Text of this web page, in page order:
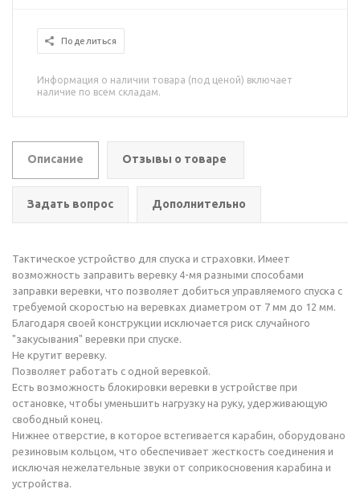
Поделиться
Информация о наличии товара (под ценой) включает
наличие по всем складам.
Описание Отзывы о товаре
Задать вопрос Дополнительно
Тактическое устройство для спуска и страховки. Имеет
возможность заправить веревку 4-мя разными способами
заправки веревки, что позволяет добиться управляемого спуска с
требуемой скоростью на веревках диаметром от 7 мм до 12 мм.
Благодаря своей конструкции исключается риск случайного
"закусывания" веревки при спуске.
Не крутит веревку.
Позволяет работать с одной веревкой.
Есть возможность блокировки веревки в устройстве при
остановке, чтобы уменьшить нагрузку на руку, удерживающую
свободный конец.
Нижнее отверстие, в которое встегивается карабин, оборудовано
резиновым кольцом, что обеспечивает жесткость соединения и
исключая нежелательные звуки от соприкосновения карабина и
устройства.